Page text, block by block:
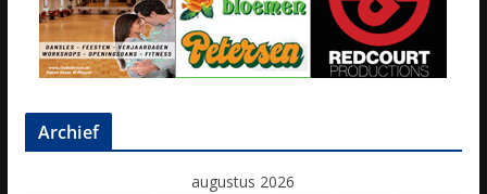
Archief
augustus 2026